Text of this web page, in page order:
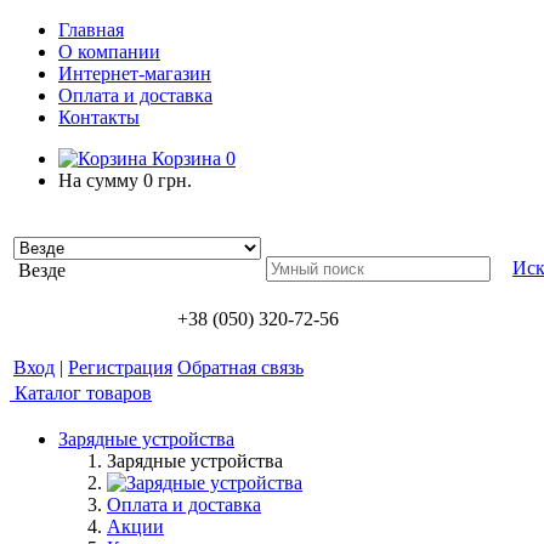
Главная
О компании
Интернет-магазин
Оплата и доставка
Контакты
Корзина 0
На сумму 0 грн.
Везде
+38 (050) 320-72-56
Вход | Регистрация Обратная связь
Каталог товаров
Зарядные устройства
Зарядные устройства
Оплата и доставка
Акции